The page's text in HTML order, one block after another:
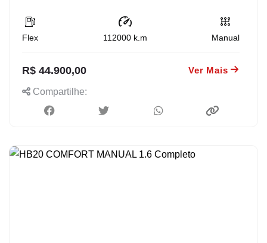
Flex 112000k.m Manual
R$ 44.900,00 Ver Mais
Compartilhe: